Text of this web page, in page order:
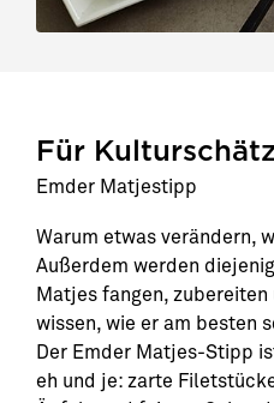
Für
Emder Matjestipp
Warum etwas verändern,
Außerdem werden
Matjes fangen,
wissen, wie er am besten
Der Emder Matjes-Stipp
eh und je: zarte